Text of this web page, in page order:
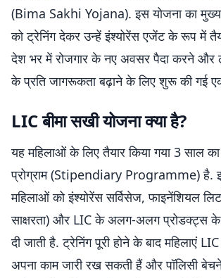
(Bima Sakhi Yojana). इस योजना का मुख्य
को ट्रेनिंग देकर उन्हें इंश्योरेंस एजेंट के रूप में
देश भर में रोजगार के नए अवसर पैदा करने और
के प्रति जागरूकता बढ़ाने के लिए शुरू की गई
LIC बीमा सखी योजना क्या है?
यह महिलाओं के लिए तैयार किया गया 3 साल
प्रोग्राम (Stipendiary Programme) है.
महिलाओं को इंश्योरेंस सर्विसेज, फाइनेंशियल
साक्षरता) और LIC के अलग-अलग प्रोडक्ट्स के
दी जाती है. ट्रेनिंग पूरी होने के बाद महिलाएं
अपना काम जारी रख सकती हैं और पॉलिसी